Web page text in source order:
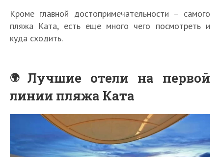
Кроме главной достопримечательности – самого
пляжа Ката, есть еще много чего посмотреть и
куда сходить.
Лучшие отели на первой
линии пляжа Ката